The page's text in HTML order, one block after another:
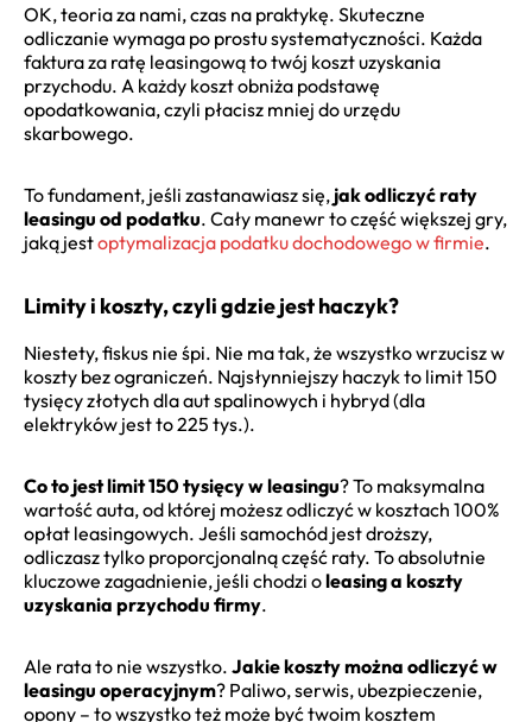
OK, teoria za nami, czas na praktykę. Skuteczne
odliczanie wymaga po prostu systematyczności. Każda
faktura za ratę leasingową to twój koszt uzyskania
przychodu. A każdy koszt obniża podstawę
opodatkowania, czyli płacisz mniej do urzędu
skarbowego.
To fundament, jeśli zastanawiasz się, jak odliczyć raty
leasingu od podatku. Cały manewr to część większej gry,
jaką jestoptymalizacja podatku dochodowego w firmie.
Limity i koszty, czyli gdzie jest haczyk?
Niestety, fiskus nie śpi. Nie ma tak, że wszystko wrzucisz w
koszty bez ograniczeń. Najsłynniejszy haczyk to limit 150
tysięcy złotych dla aut spalinowych i hybryd (dla
elektryków jest to 225 tys.).
Co to jest limit 150 tysięcy w leasingu? To maksymalna
wartość auta, od której możesz odliczyć w kosztach 100%
opłat leasingowych. Jeśli samochód jest droższy,
odliczasz tylko proporcjonalną część raty. To absolutnie
kluczowe zagadnienie, jeśli chodzi oleasing a koszty
uzyskania przychodu firmy.
Ale rata to nie wszystko. Jakie koszty można odliczyć w
leasingu operacyjnym? Paliwo, serwis, ubezpieczenie,
opony – to wszystko też może być twoim kosztem